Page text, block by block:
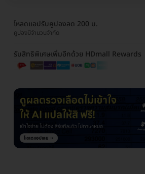
โหลดแอปรับคูปองลด 200 บ.
คูปองมีจำนวนจำกัด
รับสิทธิพิเศษเพิ่มอีกด้วย HDmall Rewards